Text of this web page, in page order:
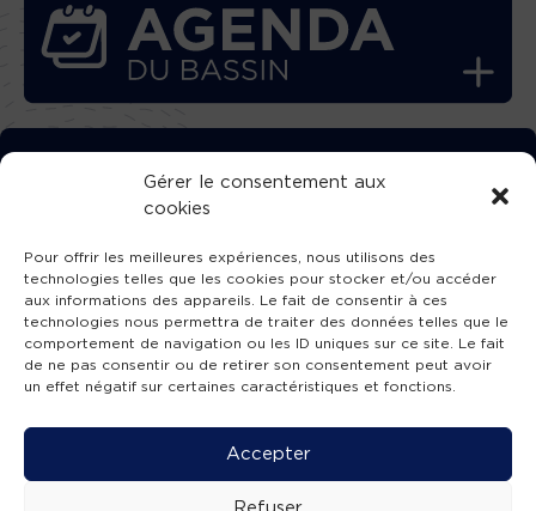
Gérer le consentement aux
cookies
Pour offrir les meilleures expériences, nous utilisons des
technologies telles que les cookies pour stocker et/ou accéder
aux informations des appareils. Le fait de consentir à ces
technologies nous permettra de traiter des données telles que le
comportement de navigation ou les ID uniques sur ce site. Le fait
de ne pas consentir ou de retirer son consentement peut avoir
un effet négatif sur certaines caractéristiques et fonctions.
Accepter
Refuser
TÉLÉCHARGEZ GRATUITEMENT
L’APPLICATION TVBA !
SUIVEZ-NOUS !
Mentions légales -Accessibilité